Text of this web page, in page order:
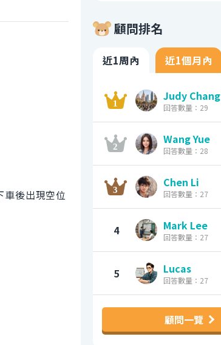
車後出現空位
顧問排名
近1周內 近1個月內
Judy Chang
回答數量：29
Wang Yue
回答數量：28
Chen Li
回答數量：27
4 Mark Lee
回答數量：27
5 Lucas
回答數量：27
顧問一覽